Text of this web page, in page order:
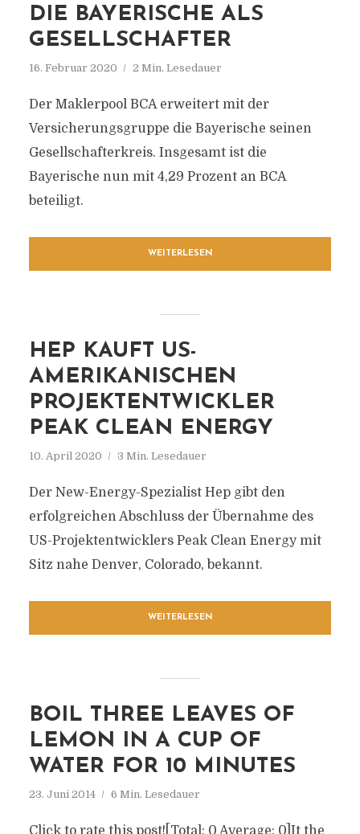
DIE BAYERISCHE ALS
GESELLSCHAFTER
16. Februar 2020 2 Min. Lesedauer
Der Maklerpool BCA erweitert mit der
Versicherungsgruppe die Bayerische seinen
Gesellschafterkreis. Insgesamt ist die
Bayerische nun mit 4,29 Prozent an BCA
beteiligt.
WEITERLESEN
HEP KAUFT US-
AMERIKANISCHEN
PROJEKTENTWICKLER
PEAK CLEAN ENERGY
10. April 2020 3 Min. Lesedauer
Der New-Energy-Spezialist Hep gibt den
erfolgreichen Abschluss der Übernahme des
US-Projektentwicklers Peak Clean Energy mit
Sitz nahe Denver, Colorado, bekannt.
WEITERLESEN
BOIL THREE LEAVES OF
LEMON IN A CUP OF
WATER FOR 10 MINUTES
23. Juni 2014 6 Min. Lesedauer
Click to rate this post![Total: 0 Average: 0]It the